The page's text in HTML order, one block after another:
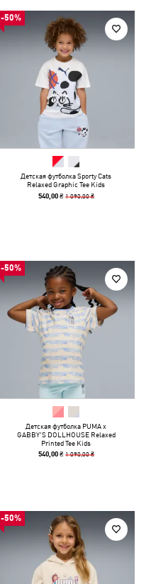
-50%
Детская футболка Sporty Cats
Relaxed Graphic Tee Kids
540,00 ₴ 1 090,00 ₴
-50%
Детская футболка PUMA x
GABBY'S DOLLHOUSE Relaxed
Printed Tee Kids
540,00 ₴ 1 090,00 ₴
-50%